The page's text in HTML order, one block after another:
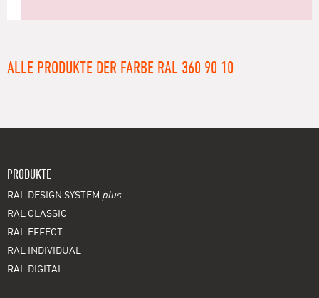
ALLE PRODUKTE DER FARBE RAL 360 90 10
PRODUKTE
RAL DESIGN SYSTEM plus
RAL CLASSIC
RAL EFFECT
RAL INDIVIDUAL
RAL DIGITAL